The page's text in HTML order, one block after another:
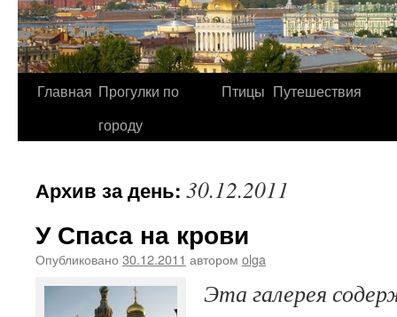
Перейти
Главная Прогулки по
городу
Птицы Путешествия
Архив за день: 30.12.2011
У Спаса на крови
Опубликовано 30.12.2011 автором olga
Эта галерея